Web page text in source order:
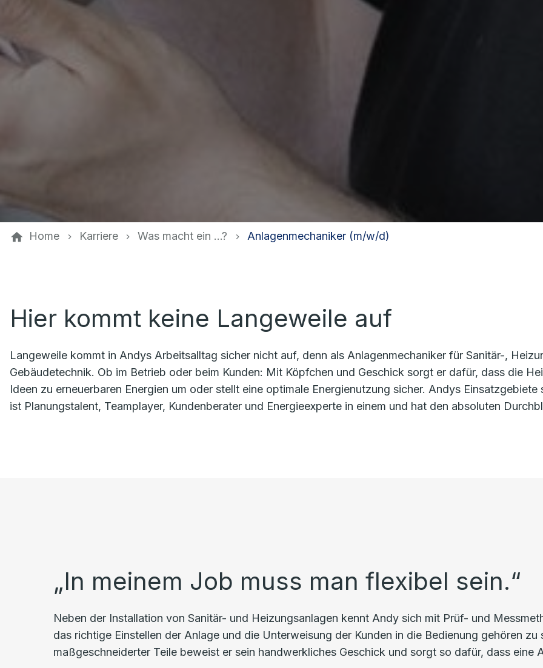
Home Karriere Was macht ein ...? Anlagenmechaniker (m/w/d)
Hier kommt keine Langeweile auf
Langeweile kommt in Andys Arbeitsalltag sicher nicht auf, denn als Anlagenmechaniker für Sanitär-,
Gebäudetechnik. Ob im Betrieb oder beim Kunden: Mit Köpfchen und Geschick sorgt er dafür, dass die
Ideen zu erneuerbaren Energien um oder stellt eine optimale Energienutzung sicher. Andys
ist Planungstalent, Teamplayer, Kundenberater und Energieexperte in einem und hat den absoluten
„In meinem Job muss man flexibel sein.“
Neben der Installation von Sanitär- und Heizungsanlagen kennt Andy sich mit Prüf- und
das richtige Einstellen der Anlage und die Unterweisung der Kunden in die Bedienung gehören
maßgeschneiderter Teile beweist er sein handwerkliches Geschick und sorgt so dafür, dass eine